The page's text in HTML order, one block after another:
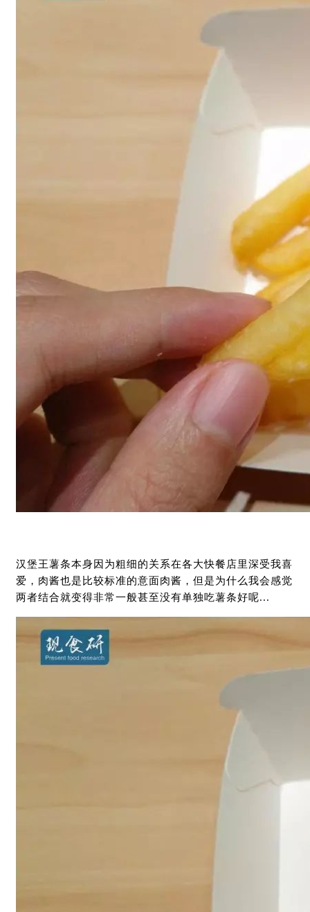
汉堡王薯条本身因为粗细的关系在各大快餐店里深受我喜
爱，肉酱也是比较标准的意面肉酱，但是为什么我会感觉
两者结合就变得非常一般甚至没有单独吃薯条好呢...